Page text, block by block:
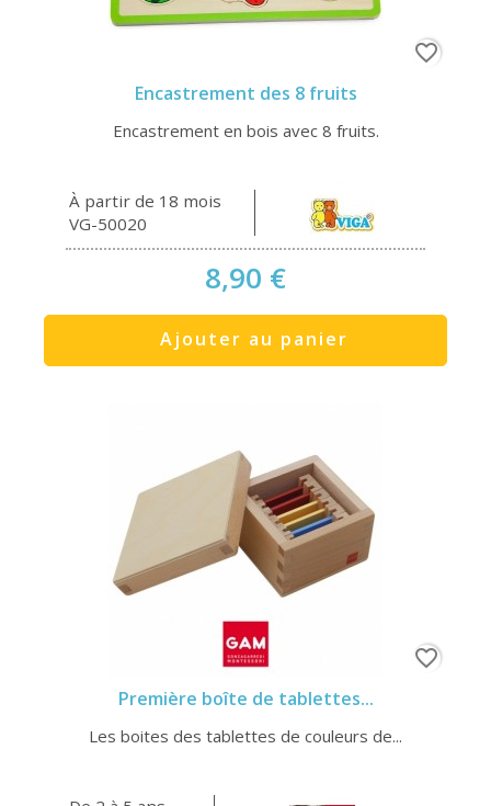
Encastrement des 8 fruits
Encastrement en bois avec 8 fruits.
À partir de 18 mois
VG-50020
8,90 €
Ajouter au panier
favorite_border
Première boîte de tablettes...
Les boites des tablettes de couleurs de...
favorite_border